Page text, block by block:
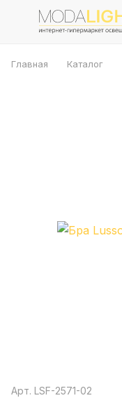
Главная Каталог
Арт. LSF-2571-02